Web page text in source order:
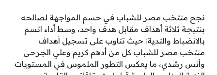
نجح منتخب مصر للشباب في حسم المواجهة لصالحه
بنتيجة ثلاثة أهداف مقابل هدف واحد، وسط أداء اتسم
بالانضباط والندية؛ حيث تناوب على تسجيل أهداف
منتخب مصر للشباب كل من أدهم كريم وعلي الجرحى
وأنس رشدي، ما يعكس التطور الملموس في المستويات